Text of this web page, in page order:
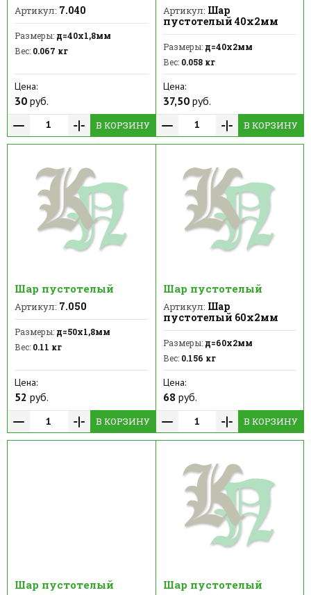
Артикул: 7.040
Размеры: д=40х1,8мм
Вес: 0.067 кг
Цена:
30 руб.
В КОРЗИНУ
Артикул: Шар
пустотелый 40х2мм
Размеры:д=40х2мм
Вес:0.058 кг
Цена:
37,50руб.
В КОРЗИНУ
Шар пустотелый
Артикул: 7.050
Размеры: д=50х1,8мм
Вес: 0.11 кг
Цена:
52 руб.
В КОРЗИНУ
Шар пустотелый
Артикул: Шар
пустотелый 60х2мм
Размеры:д=60х2мм
Вес:0.156 кг
Цена:
68 руб.
В КОРЗИНУ
Шар пустотелый Шар пустотелый